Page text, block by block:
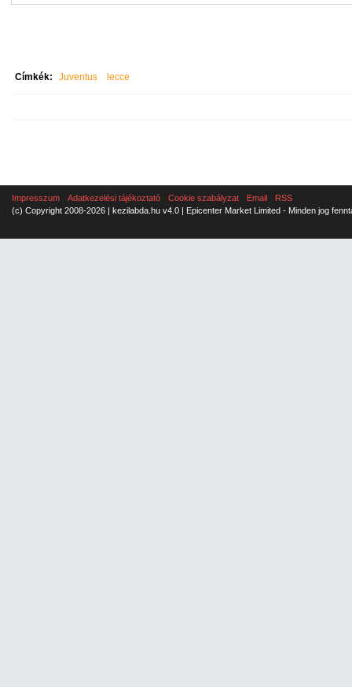
Címkék: Juventus lecce
Impresszum Adatkezelési tájékoztató Cookie szabályzat Email
RSS
(c) Copyright 2008-2026 | kezilabda.hu v4.0 | Epicenter Market Limited - Minden jog